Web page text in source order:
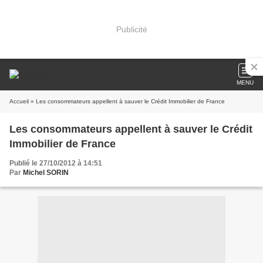
Publicité
MENU
Accueil » Les consommateurs appellent à sauver le Crédit Immobilier de France
Les consommateurs appellent à sauver le Crédit
Immobilier de France
Publié le 27/10/2012 à 14:51
Par Michel SORIN